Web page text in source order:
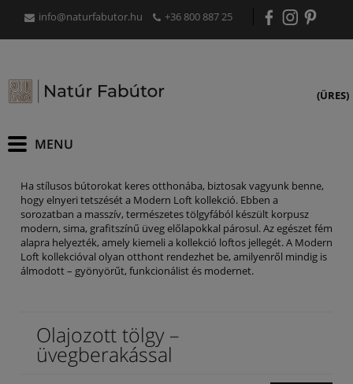
info@naturfabutor.hu +36 800 887 25
(ÜRES)
Ha stílusos bútorokat keres otthonába, biztosak vagyunk benne,
hogy elnyeri tetszését a Modern Loft kollekció. Ebben a
sorozatban a masszív, természetes tölgyfából készült korpusz
modern, sima, grafitszínű üveg előlapokkal párosul. Az egészet fém
alapra helyezték, amely kiemeli a kollekció loftos jellegét. A Modern
Loft kollekcióval olyan otthont rendezhet be, amilyenről mindig is
álmodott – gyönyörűt, funkcionálist és modernet.
Olajozott tölgy –
üvegberakással